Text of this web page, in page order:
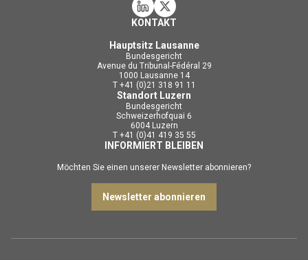
KONTAKT
Hauptsitz Lausanne
Bundesgericht
Avenue du Tribunal-Fédéral 29
1000 Lausanne 14
T +41 (0)21 318 91 11
Standort Luzern
Bundesgericht
Schweizerhofquai 6
6004 Luzern
T +41 (0)41 419 35 55
INFORMIERT BLEIBEN
Möchten Sie einen unserer Newsletter abonnieren?
Newsletter abonnieren